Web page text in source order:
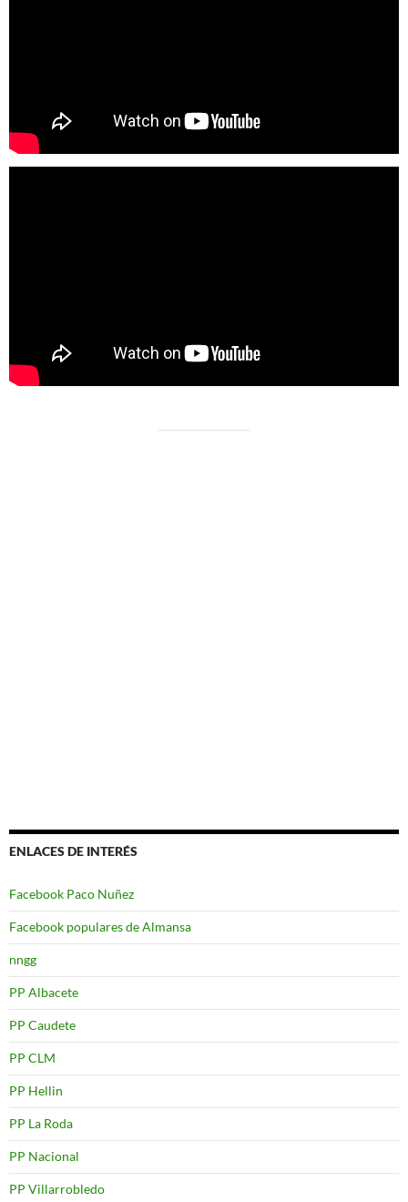
ENLACES DE INTERÉS
Facebook Paco Nuñez
Facebook populares de Almansa
nngg
PP Albacete
PP Caudete
PP CLM
PP Hellin
PP La Roda
PP Nacional
PP Villarrobledo